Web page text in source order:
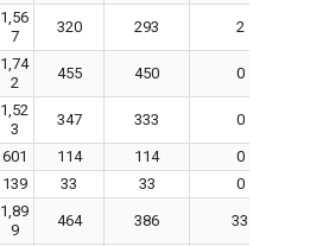
1,56
7
320 293 2
1,74
2
455 450 0
1,52
3
347 333 0
601 114 114
0
139 33 33 0
1,89
9
464 386 33